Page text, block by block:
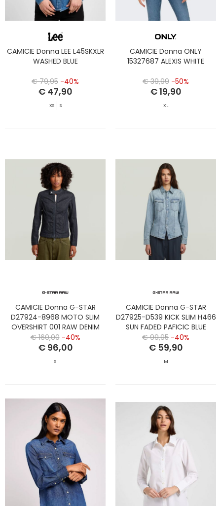
CAMICIE Donna LEE L45SKXLR
WASHED BLUE
€ 79,95 -40%
€ 47,90
XS S
CAMICIE Donna ONLY
15327687 ALEXIS WHITE
€ 39,99 -50%
€ 19,90
XL
CAMICIE Donna G-STAR
D27924-8968 MOTO SLIM
OVERSHIRT 001 RAW DENIM
€ 160,00 -40%
€ 96,00
S
CAMICIE Donna G-STAR
D27925-D539 KICK SLIM H466
SUN FADED PAFICIC BLUE
€ 99,95 -40%
€ 59,90
M